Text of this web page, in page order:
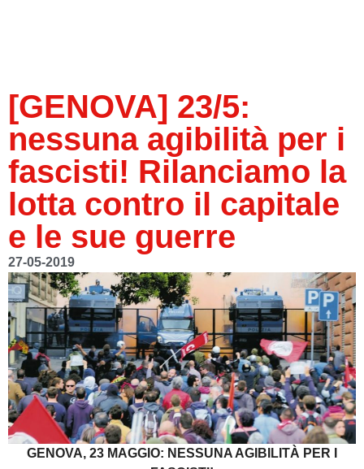
[GENOVA] 23/5:
nessuna agibilità per i
fascisti! Rilanciamo la
lotta contro il capitale
e le sue guerre
27-05-2019
GENOVA, 23 MAGGIO: NESSUNA AGIBILITÀ PER I